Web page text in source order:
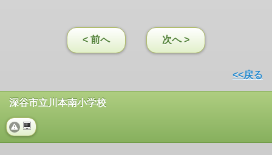
< 前へ 次へ >
<<戻る
深谷市立川本南小学校